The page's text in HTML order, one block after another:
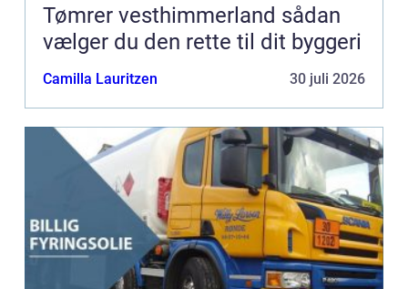
Tømrer vesthimmerland sådan
vælger du den rette til dit byggeri
Camilla Lauritzen 30 juli 2026